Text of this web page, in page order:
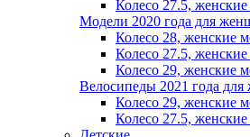
Колесо 27.5,
Модели 2020 года для
Колесо 28, женские
Колесо 27.5,
Колесо 29, женские
Велосипеды 2021 года
Колесо 29, женские
Колесо 27.5,